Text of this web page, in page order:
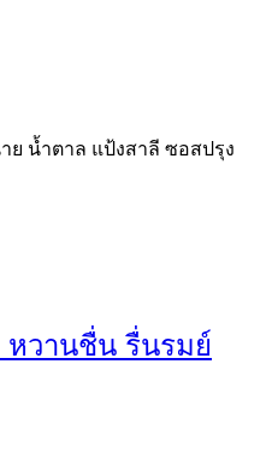
น้ำตาล แป้งสาลี ซอสปรุง
หวานชื่น รื่นรมย์